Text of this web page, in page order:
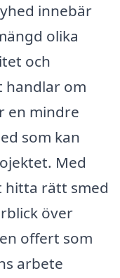
innebär
olika
och
handlar om
en mindre
som kan
Med
hitta rätt smed
över
offert som
arbete